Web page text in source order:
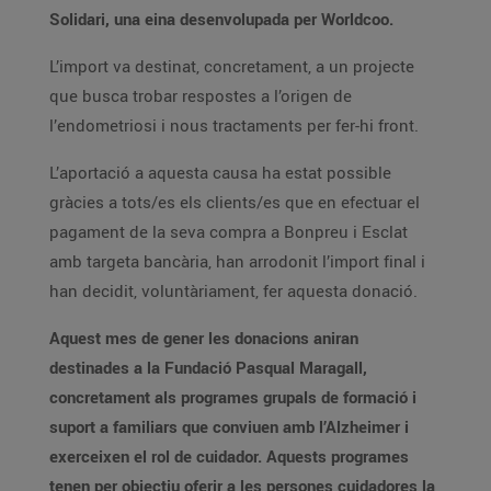
Solidari, una eina desenvolupada per Worldcoo.
L’import va destinat, concretament, a un projecte
que busca trobar respostes a l’origen de
l’endometriosi i nous tractaments per fer-hi front.
L’aportació a aquesta causa ha estat possible
gràcies a tots/es els clients/es que en efectuar el
pagament de la seva compra a Bonpreu i Esclat
amb targeta bancària, han arrodonit l’import final i
han decidit, voluntàriament, fer aquesta donació.
Aquest mes de gener les donacions aniran
destinades a la Fundació Pasqual Maragall,
concretament als programes grupals de formació i
suport a familiars que conviuen amb l’Alzheimer i
exerceixen el rol de cuidador. Aquests programes
tenen per objectiu oferir a les persones cuidadores la